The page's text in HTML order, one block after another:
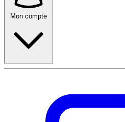
Mon compte